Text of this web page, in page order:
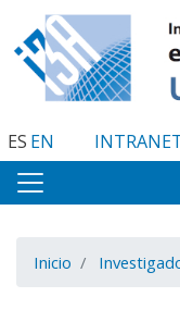
ES EN
Inicio